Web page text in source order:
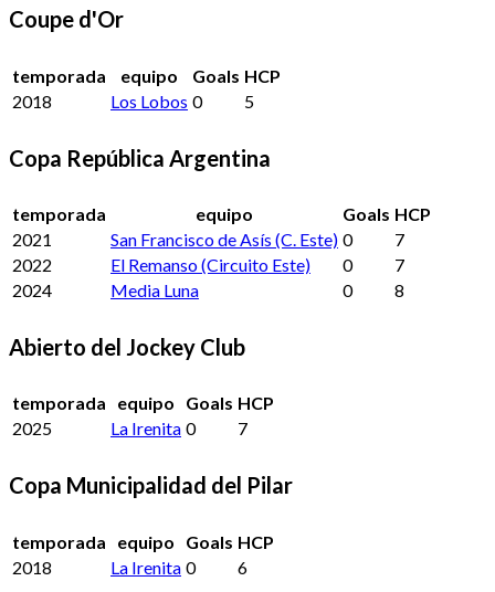
Coupe d'Or
temporada equipo Goals HCP
2018
Los Lobos 0 5
Copa República Argentina
temporada equipo Goals HCP
2021
San Francisco de Asís (C. Este) 0
7
2022
El Remanso (Circuito Este) 0
7
2024
Media Luna 0 8
Abierto del Jockey Club
temporada equipo Goals HCP
2025
La Irenita 0 7
Copa Municipalidad del Pilar
temporada equipo Goals HCP
2018
La Irenita 0 6